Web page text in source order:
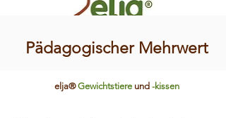
Pädagogischer Mehrwert
elja®Gewichtstiere und -kissen